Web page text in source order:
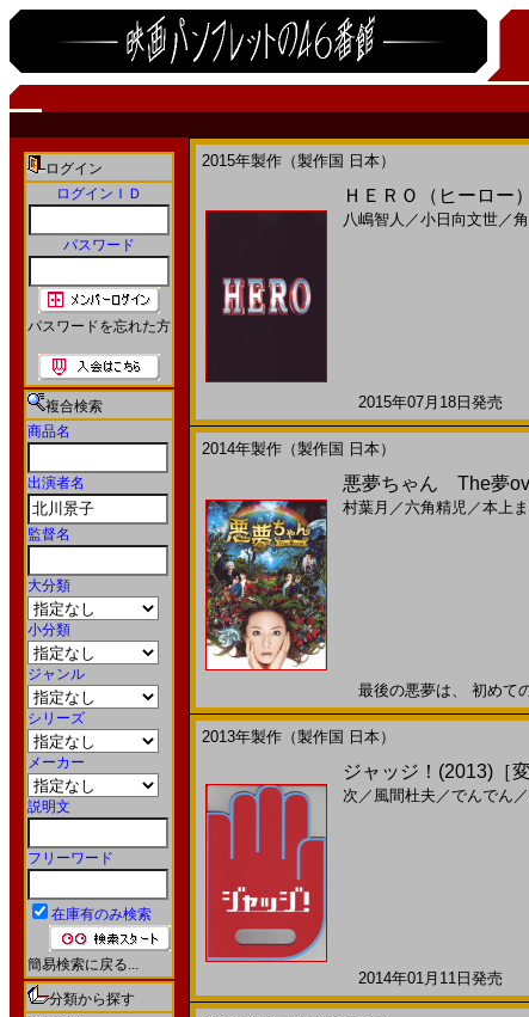
ログイン
ログインＩＤ
パスワード
パスワードを忘れた方
複合検索
商品名
出演者名
監督名
大分類
小分類
ジャンル
シリーズ
メーカー
説明文
フリーワード
在庫有のみ検索
簡易検索に戻る...
分類から探す
2015年製作（製作国 日本）
ＨＥＲＯ（ヒーロー
八嶋智人 ／小日向文世／
2015年07月18日発売
2014年製作（製作国 日本）
悪夢ちゃん The夢
村葉月 ／ 六角精児／本上
最後の悪夢は、 初めて
2013年製作（製作国 日本）
ジャッジ！(2013)［変
次 ／ 風間杜夫 ／でんでん ／
2014年01月11日発売